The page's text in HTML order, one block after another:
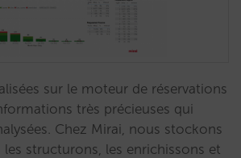
sur le moteur de réservations
très précieuses qui
Chez Mirai, nous stockons
structurons, les enrichissons et